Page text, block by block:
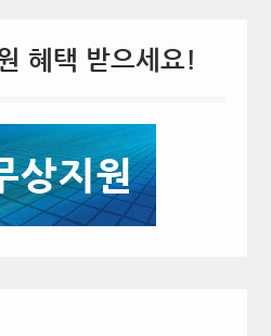
혜택 받으세요!